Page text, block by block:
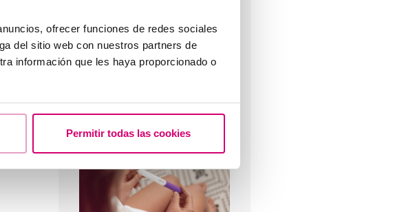
ofrecer funciones de redes sociales
del sitio web con nuestros partners de
información que les haya proporcionado o
Permitir todas las cookies
Come calcolare giorni fertili?